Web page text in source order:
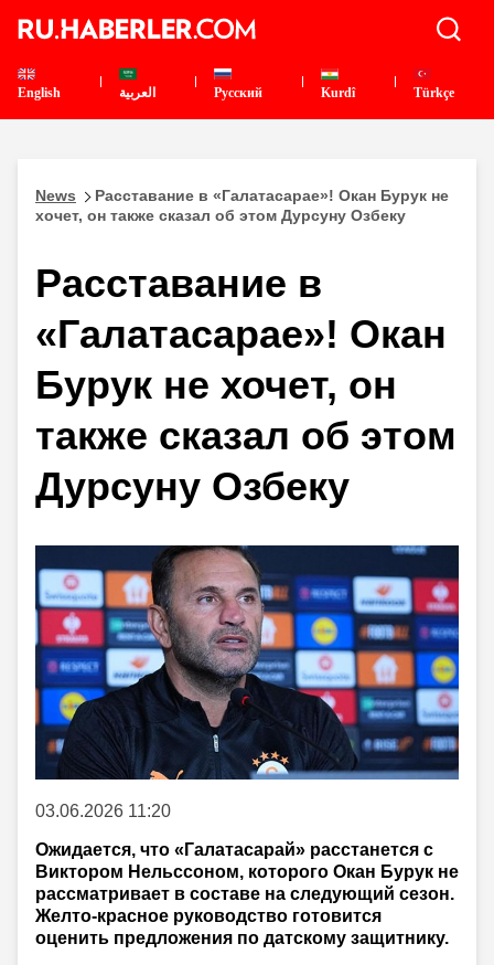
English العربية Pусский Kurdî Türkçe
News
Расставание в «Галатасарае»! Окан Бурук не
хочет, он также сказал об этом Дурсуну Озбеку
Расставание в
«Галатасарае»! Окан
Бурук не хочет, он
также сказал об этом
Дурсуну Озбеку
03.06.2026 11:20
Ожидается, что «Галатасарай» расстанется с
Виктором Нельссоном, которого Окан Бурук не
рассматривает в составе на следующий сезон.
Желто-красное руководство готовится
оценить предложения по датскому защитнику.